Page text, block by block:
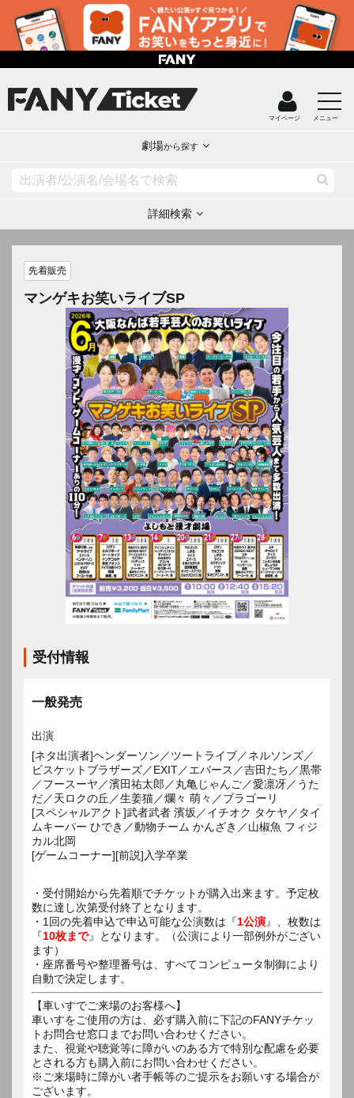
マイページ メニュー
劇場から探す
詳細検索
先着販売
マンゲキお笑いライブSP
受付情報
一般発売
出演
[ネタ出演者]ヘンダーソン／ツートライブ／ネルソンズ／
ビスケットブラザーズ／EXIT／エバース／吉田たち／黒帯
／フースーヤ／濱田祐太郎／丸亀じゃんご／愛凛冴／うた
だ／天ロクの丘／生姜猫／爛々 萌々／ブラゴーリ
[スペシャルアクト]武者武者 濱坂／イチオク タケヤ／タイ
ムキーパー ひでき／動物チーム かんざき／山椒魚 フィジ
カル北岡
[ゲームコーナー][前説]入学卒業
・受付開始から先着順でチケットが購入出来ます。予定枚
数に達し次第受付終了となります。
・1回の先着申込で申込可能な公演数は『1公演』、枚数は
『10枚まで』となります。（公演により一部例外がござい
ます）
・座席番号や整理番号は、すべてコンピュータ制御により
自動で決定します。
【車いすでご来場のお客様へ】
車いすをご使用の方は、必ず購入前に下記のFANYチケッ
トお問合せ窓口までお問い合わせください。
また、視覚や聴覚等に障がいのある方で特別な配慮を必要
とされる方も購入前にお問い合わせください。
※ご来場時に障がい者手帳等のご提示をお願いする場合が
ございます。